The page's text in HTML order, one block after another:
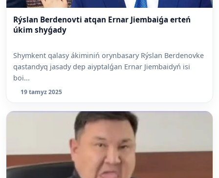
Rýslan Berdenovti atqan Ernar Jiembaiǵa erteń
úkim shyǵady
Shymkent qalasy ákiminiń orynbasary Rýslan Berdenovke
qastandyq jasady dep aiyptalǵan Ernar Jiembaidyń isi
boi...
19 tamyz 2025